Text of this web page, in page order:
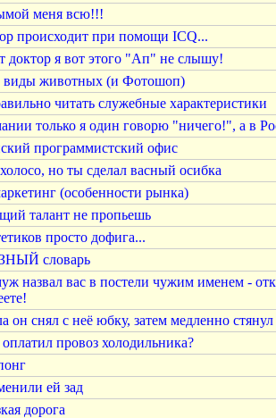
меня всю!!!
происходит при помощи ICQ...
доктор я вот этого "Ап" не слышу!
животных (и Фотошоп)
читать служебные характеристики
только я один говорю "ничего!", а в
программистский офис
но ты сделал васный осибка
(особенности рынка)
талант не пропьешь
просто дофига...
словарь
назвал вас в постели чужим именем -
он снял с неё юбку, затем медленно стянул
провоз холодильника?
ей зад
дорога